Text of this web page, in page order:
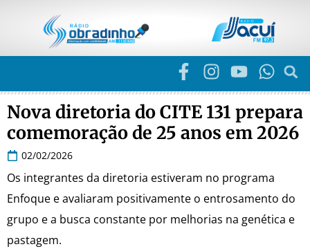
Nova diretoria do CITE 131 prepara
comemoração de 25 anos em 2026
02/02/2026
Os integrantes da diretoria estiveram no programa
Enfoque e avaliaram positivamente o entrosamento do
grupo e a busca constante por melhorias na genética e
pastagem.